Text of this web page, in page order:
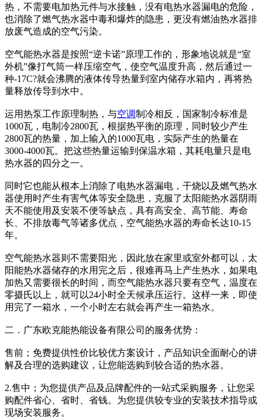
热，不需要电加热元件与水接触，没有电热水器漏电的危险，
也消除了燃气热水器中毒和爆炸的隐患，更没有燃油热水器排
放废气造成的空气污染。
空气能热水器是按照“逆卡诺”原理工作的，形象地说就是“室
外机”像打气筒一样压缩空气，使空气温度升高，然后通过一
种-17C?就会沸腾的液体传导热量到室内储存水箱内，再将热
量释放传导到水中。
运用热泵工作原理制热，与空调制冷相反，国家制冷标准是
1000瓦，电制冷2800瓦，根据热平衡的原理，同时较少产生
2800瓦的热量，加上输入的1000瓦电，实际产生的热量在
3000-4000瓦。把这些热量运输到保温水箱，其耗电量只是电
热水器的四分之一。
同时它也能从根本上消除了电热水器漏电，干烧以及燃气热水
器使用时产生有害气体等安全隐患，克服了太阳能热水器阴雨
天不能使用及安装不便等缺点，具有高安全、高节能、寿命
长、不排放毒气等诸多优点，空气能热水器的寿命长达10-15
年。
空气能热水器则不需要阳光，因此放在家里或室外都可以，太
阳能热水器储存的水用完之后，很难再马上产生热水，如果电
加热又需要很长的时间，而空气能热水器只要有空气，温度在
零摄氏以上，就可以24小时全天候承压运行。这样一来，即使
用完了一箱水，一个小时左右就会再产生一箱热水。
二．广东欧克能热能设备有限公司的服务优势：
售前；免费提供性价比较优方案设计，产品知识全面耐心的讲
解及合理的选购建议，让您能选购到较合适的热水器。
2.售中；为您提供产品及品牌配件的一站式采购服务，让您采
购配件省心、省时、省钱。为您提供较专业的安装技术指导或
现场安装服务。